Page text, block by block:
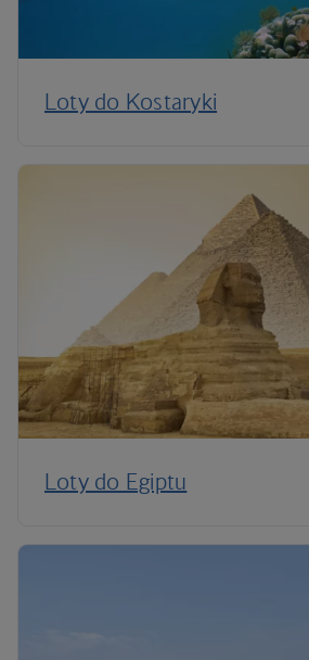
Loty do Kostaryki
Loty do Egiptu